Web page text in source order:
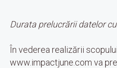
Durata prelucrării datelor
În vederea realizării
www.impactjune.com va